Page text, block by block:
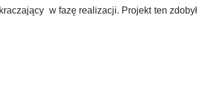
w fazę realizacji. Projekt ten zdobył